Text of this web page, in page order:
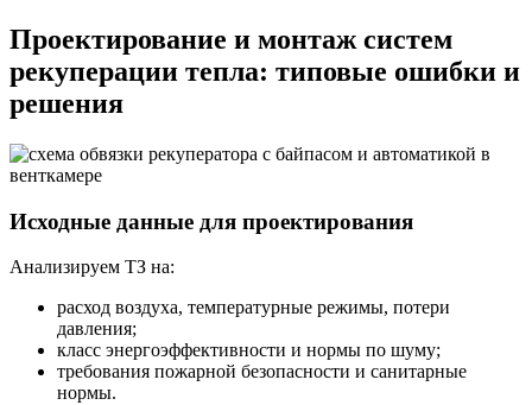
Проектирование и монтаж систем
рекуперации тепла: типовые ошибки и
решения
Исходные данные для проектирования
Анализируем ТЗ на:
расход воздуха, температурные режимы, потери
давления;
класс энергоэффективности и нормы по шуму;
требования пожарной безопасности и санитарные
нормы.